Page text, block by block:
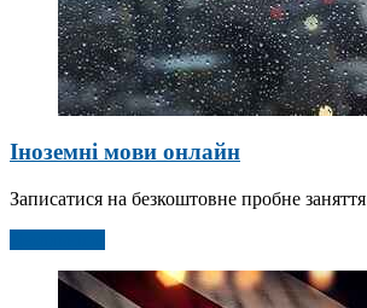
Іноземні мови онлайн
Записатися на безкоштовне пробне заняття